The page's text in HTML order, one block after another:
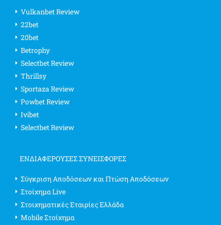
Vulkanbet Review
22bet
20bet
Betrophy
Selectbet Review
Thrillsy
Sportaza Review
Powbet Review
Ivibet
Selectbet Review
ΕΝΔΙΑΦΈΡΟΥΣΕΣ ΣΥΝΕΙΣΦΟΡΈΣ
Σύγκριση Αποδόσεων και Πτώση Αποδόσεων
Στοίχημα Live
Στοιχηματικές Εταιρίες Ελλάδα
Mobile Στοίχημα